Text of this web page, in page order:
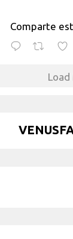
Comparte
Load